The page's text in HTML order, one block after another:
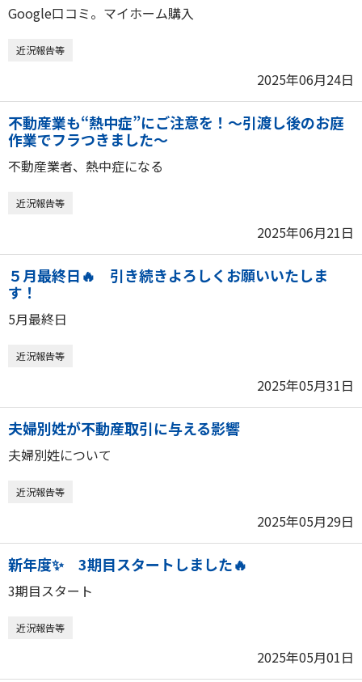
Google口コミ。マイホーム購入
近況報告等
2025年06月24日
不動産業も“熱中症”にご注意を！～引渡し後のお庭
作業でフラつきました～
不動産業者、熱中症になる
近況報告等
2025年06月21日
５月最終日🔥 引き続きよろしくお願いいたしま
す！
5月最終日
近況報告等
2025年05月31日
夫婦別姓が不動産取引に与える影響
夫婦別姓について
近況報告等
2025年05月29日
新年度✨ 3期目スタートしました🔥
3期目スタート
近況報告等
2025年05月01日